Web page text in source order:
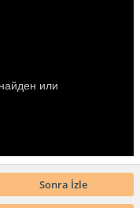
Sonra İzle